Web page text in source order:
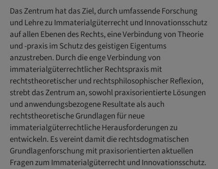
Das Zentrum hat das Ziel, durch umfassende Forschung
und Lehre zu Immaterialgüterrecht und Innovationsschutz
auf allen Ebenen des Rechts, eine Verbindung von Theorie
und -praxis im Schutz des geistigen Eigentums
anzustreben. Durch die enge Verbindung von
immaterialgüterrechtlicher Rechtspraxis mit
rechtstheoretischer und rechtsphilosophischer Reflexion,
strebt das Zentrum an, sowohl praxisorientierte Lösungen
und anwendungsbezogene Resultate als auch
rechtstheoretische Grundlagen für neue
immaterialgüterrechtliche Herausforderungen zu
entwickeln. Es vereint damit die rechtsdogmatischen
Grundlagenforschung mit praxisorientierten aktuellen
Fragen zum Immaterialgüterrecht und Innovationsschutz.